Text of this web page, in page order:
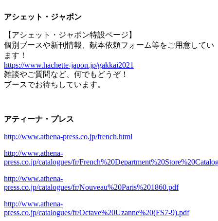
アシェット・ジャポン
【アシェット・ジャポン特設ページ】
個別ブースや新刊情報、献本依頼フォーム等をご用意してい
ます！
https://www.hachette-japon.jp/gakkai2021
雑談やご質問など、何でもどうぞ！
ブースでお待ちしています。
アティーナ・プレス
http://www.athena-press.co.jp/french.html
http://www.athena-
press.co.jp/catalogues/fr/
http://www.athena-
press.co.jp/catalogues/fr/Nouveau%20Paris%201860.pdf
http://www.athena-
press.co.jp/catalogues/fr/Octave%20Uzanne%20(FS7-9).pdf